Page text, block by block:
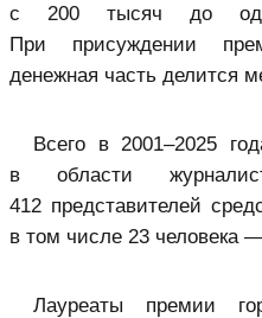
с 200 тысяч до
При присуждении
денежная часть делится
Всего в 2001–2025
в области
412 представителей
в том числе 23 человека
Лауреаты премии